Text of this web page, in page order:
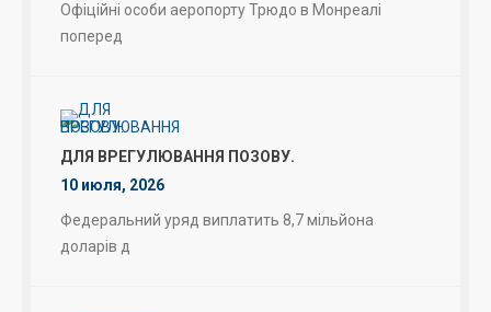
Офіційні особи аеропорту Трюдо в Монреалі
поперед
ДЛЯ ВРЕГУЛЮВАННЯ ПОЗОВУ.
10 июля, 2026
Федеральний уряд виплатить 8,7 мільйона
доларів д